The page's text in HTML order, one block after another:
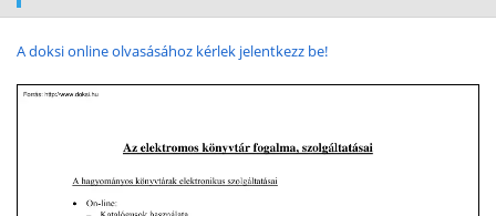
A doksi online olvasásához kérlek jelentkezz be!